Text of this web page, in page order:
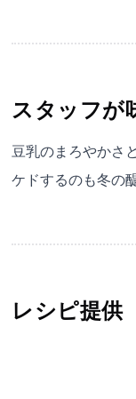
スタッフが
豆乳のまろやかさ
ケドするのも冬の
レシピ提供